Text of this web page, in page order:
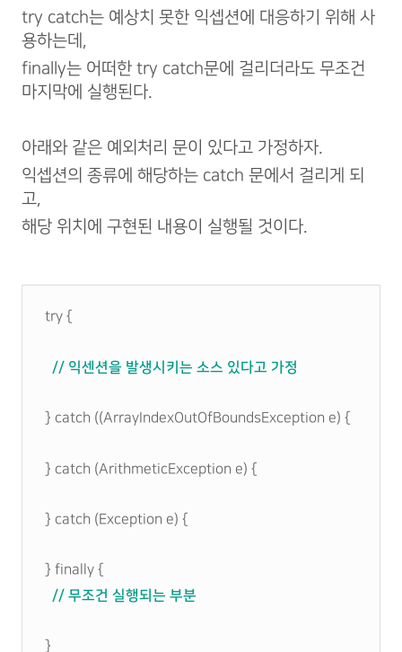
try catch는 예상치 못한 익셉션에 대응하기 위해 사
용하는데,
finally는 어떠한 try catch문에 걸리더라도 무조건
마지막에 실행된다.
아래와 같은 예외처리 문이 있다고 가정하자.
익셉션의 종류에 해당하는 catch 문에서 걸리게 되
고,
해당 위치에 구현된 내용이 실행될 것이다.
try {
// 익센션을 발생시키는 소스 있다고 가정
} catch ((ArrayIndexOutOfBoundsException e) {
} catch (ArithmeticException e) {
} catch (Exception e) {
} finally {
// 무조건 실행되는 부분
}